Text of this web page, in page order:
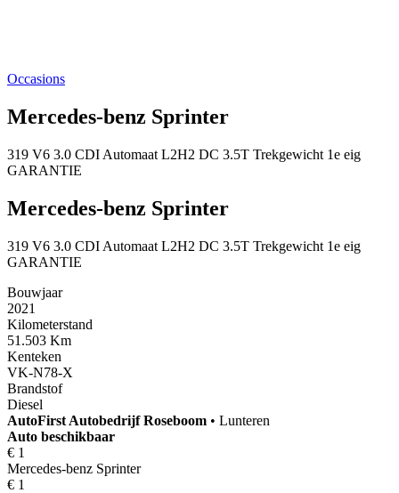
Occasions
Mercedes-benz Sprinter
319 V6 3.0 CDI Automaat L2H2 DC 3.5T Trekgewicht 1e eig
GARANTIE
Mercedes-benz Sprinter
319 V6 3.0 CDI Automaat L2H2 DC 3.5T Trekgewicht 1e eig
GARANTIE
Bouwjaar
2021
Kilometerstand
51.503 Km
Kenteken
VK-N78-X
Brandstof
Diesel
AutoFirst Autobedrijf Roseboom • Lunteren
Auto beschikbaar
€ 1
Mercedes-benz Sprinter
€ 1